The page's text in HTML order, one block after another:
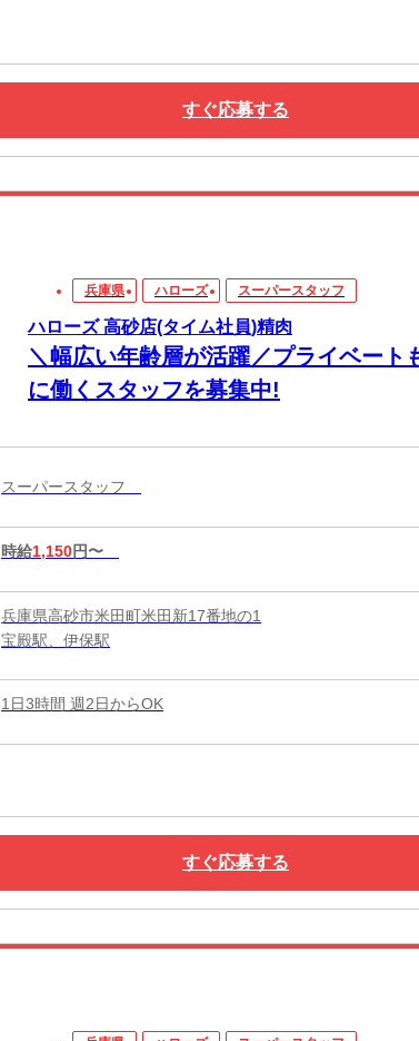
すぐ応募する
兵庫県 ハローズ スーパースタッフ
ハローズ 高砂店(タイム社員)精肉
＼幅広い年齢層が活躍／プライベー
に働くスタッフを募集中!
スーパースタッフ
時給1,150円〜
兵庫県高砂市米田町米田新17番地の1
宝殿駅、伊保駅
1日3時間 週2日からOK
すぐ応募する